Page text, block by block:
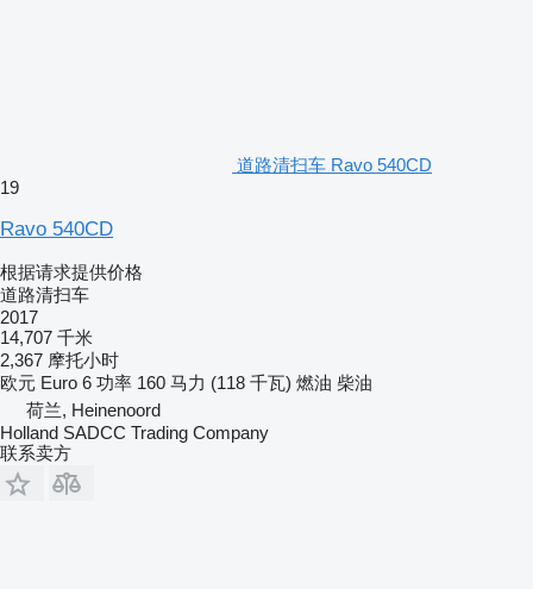
道路清扫车 Ravo 540CD
19
Ravo 540CD
根据请求提供价格
道路清扫车
2017
14,707 千米
2,367 摩托小时
欧元 Euro 6 功率 160 马力 (118 千瓦) 燃油 柴油
荷兰, Heinenoord
Holland SADCC Trading Company
联系卖方